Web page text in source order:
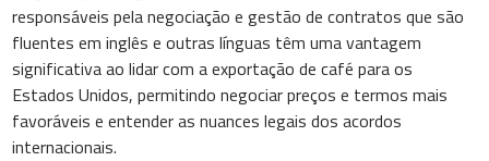
responsáveis pela negociação e gestão de contratos que são
fluentes em inglês e outras línguas têm uma vantagem
significativa ao lidar com a exportação de café para os
Estados Unidos, permitindo negociar preços e termos mais
favoráveis e entender as nuances legais dos acordos
internacionais.